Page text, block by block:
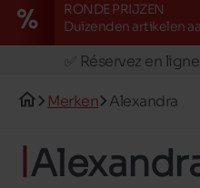
RONDE PRIJZEN
Duizenden artikelen
🚛
✅ Réservez en
🚛
Merken Alexandra